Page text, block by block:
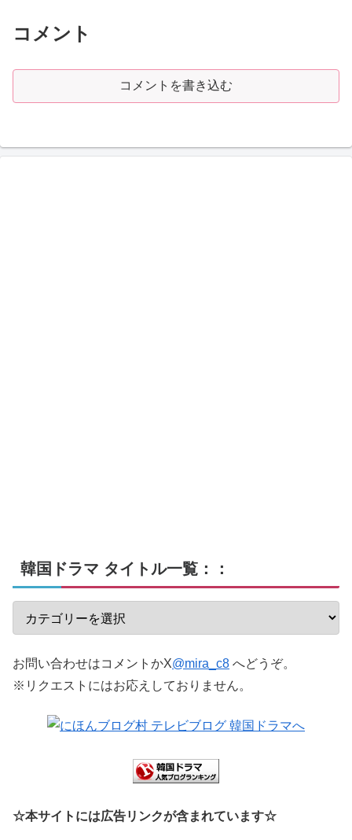
コメント
コメントを書き込む
韓国ドラマ タイトル一覧：：
お問い合わせはコメントかX@mira_c8 へどうぞ。
※リクエストにはお応えしておりません。
☆本サイトには広告リンクが含まれています☆